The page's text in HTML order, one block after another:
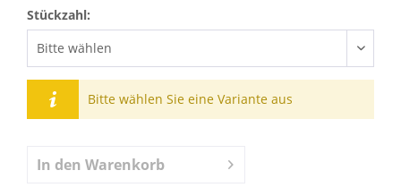
Stückzahl:
Bitte wählen Sie eine Variante aus
In den Warenkorb